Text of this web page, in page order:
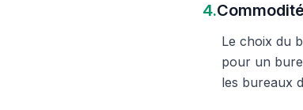
4.
Le choix du
pour un
les bureaux